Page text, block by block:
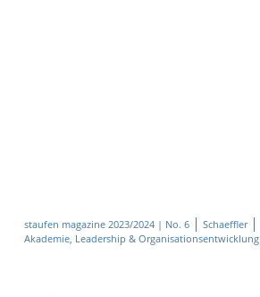
staufen magazine 2023/2024 | No. 6
Schaeffler
Akademie, Leadership & Organisationsentwicklung